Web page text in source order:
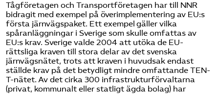
Tågföretagen och Transportföretagen har till NNR
bidragit med exempel på överimplementering av EU:s
första järnvägspaket. Ett exempel gäller vilka
spåranläggningar i Sverige som skulle omfattas av
EU:s krav. Sverige valde 2004 att utöka de EU-
rättsliga kraven till stora delar av det svenska
järnvägsnätet, trots att kraven i huvudsak endast
ställde krav på det betydligt mindre omfattande TEN-
T-nätet. Av det cirka 300 infrastrukturförvaltarna
(privat, kommunalt eller statligt ägda bolag) har